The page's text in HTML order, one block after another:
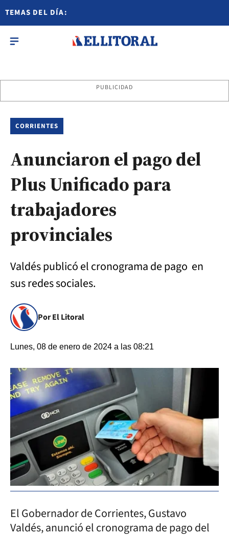
TEMAS DEL DÍA:
PUBLICIDAD
CORRIENTES
Anunciaron el pago del
Plus Unificado para
trabajadores
provinciales
Valdés publicó el cronograma de pago en
sus redes sociales.
Por El Litoral
Lunes, 08 de enero de 2024 a las 08:21
El Gobernador de Corrientes, Gustavo
Valdés, anunció el cronograma de pago del